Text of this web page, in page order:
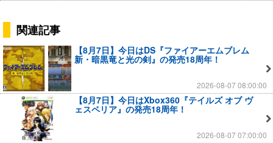
関連記事
【8月7日】今日はDS『ファイアーエムブレム
新・暗黒竜と光の剣』の発売18周年！
2026-08-07 08:00:00
【8月7日】今日はXbox360『テイルズ オブ ヴ
ェスペリア』の発売18周年！
2026-08-07 07:00:00